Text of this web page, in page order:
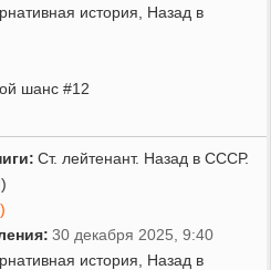
история
Назад в
шанс #12
Ст. лейтенант. Назад в СССР.
30 декабря 2025, 9:40
история Назад в